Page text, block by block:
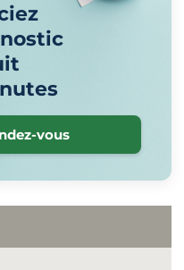
vous